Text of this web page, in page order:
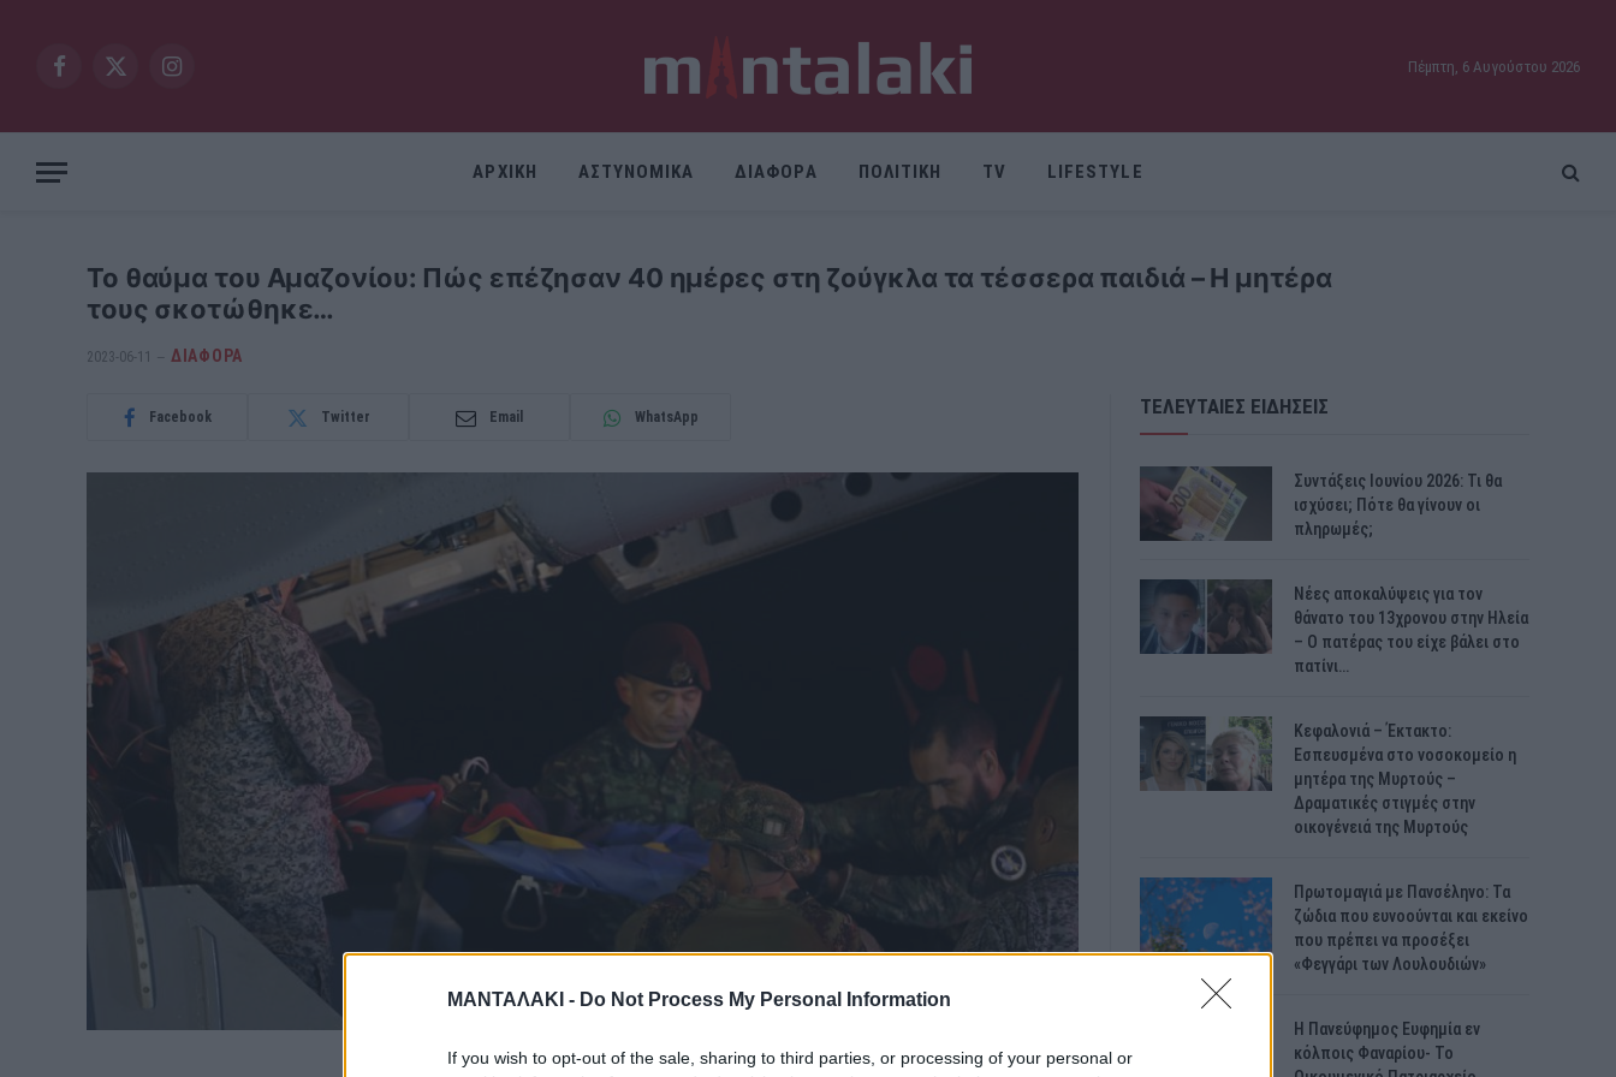
ΜΑΝΤΑΛΑΚΙ - Do Not Process My Personal Information
If you wish to opt-out of the sale, sharing to third parties, or processing of your personal or
Facebook
X
Instagram
Πέμπτη, 6 Αυγούστου 2026
ΑΡΧΙΚΗ ΑΣΤΥΝΟΜΙΚΑ ΔΙΑΦΟΡΑ ΠΟΛΙΤΙΚΗ TV LIFESTYLE
Το θαύμα του Αμαζονίου: Πώς επέζησαν 40 ημέρες στη ζούγκλα τα τέσσερα παιδιά – Η μητέρα
τους σκοτώθηκε…
2023-06-11 ΔΙΆΦΟΡΑ
Facebook Twitter Email WhatsApp ΤΕΛΕΥΤΑΙΕΣ ΕΙΔΗΣΕΙΣ
Συντάξεις Ιουνίου 2026: Τι θα
ισχύσει; Πότε θα γίνουν οι
πληρωμές;
Νέες αποκαλύψεις για τον
θάνατο του 13χρονου στην Ηλεία
– Ο πατέρας του είχε βάλει στο
πατίνι…
Κεφαλονιά – Έκτακτο:
Εσπευσμένα στο νοσοκομείο η
μητέρα της Μυρτούς –
Δραματικές στιγμές στην
οικογένειά της Μυρτούς
Πρωτομαγιά με Πανσέληνο: Τα
ζώδια που ευνοούνται και εκείνο
που πρέπει να προσέξει
«Φεγγάρι των Λουλουδιών»
H Πανεύφημος Ευφημία εν
κόλποις Φαναρίου- Το